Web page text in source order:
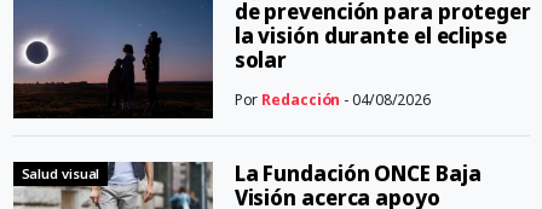
de prevención para proteger
la visión durante el eclipse
solar
Por Redacción - 04/08/2026
Salud visual
La Fundación ONCE Baja
Visión acerca apoyo